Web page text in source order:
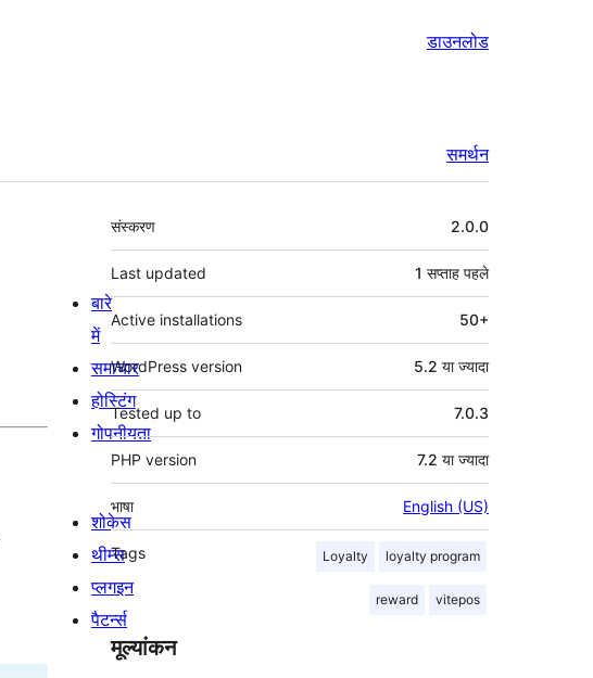
डाउनलोड
समर्थन
मेटा
संस्करण 2.0.0
Last updated 1 सप्ताह पहले
Active installations 50+
WordPress version 5.2 या ज्यादा
Tested up to 7.0.3
PHP version 7.2 या ज्यादा
भाषा English (US)
Tags Loyalty loyalty program
reward vitepos
मूल्यांकन
बारे
में
समाचार
होस्टिंग
गोपनीयता
शोकेस
थीम्स
प्लगइन
पैटर्न्स